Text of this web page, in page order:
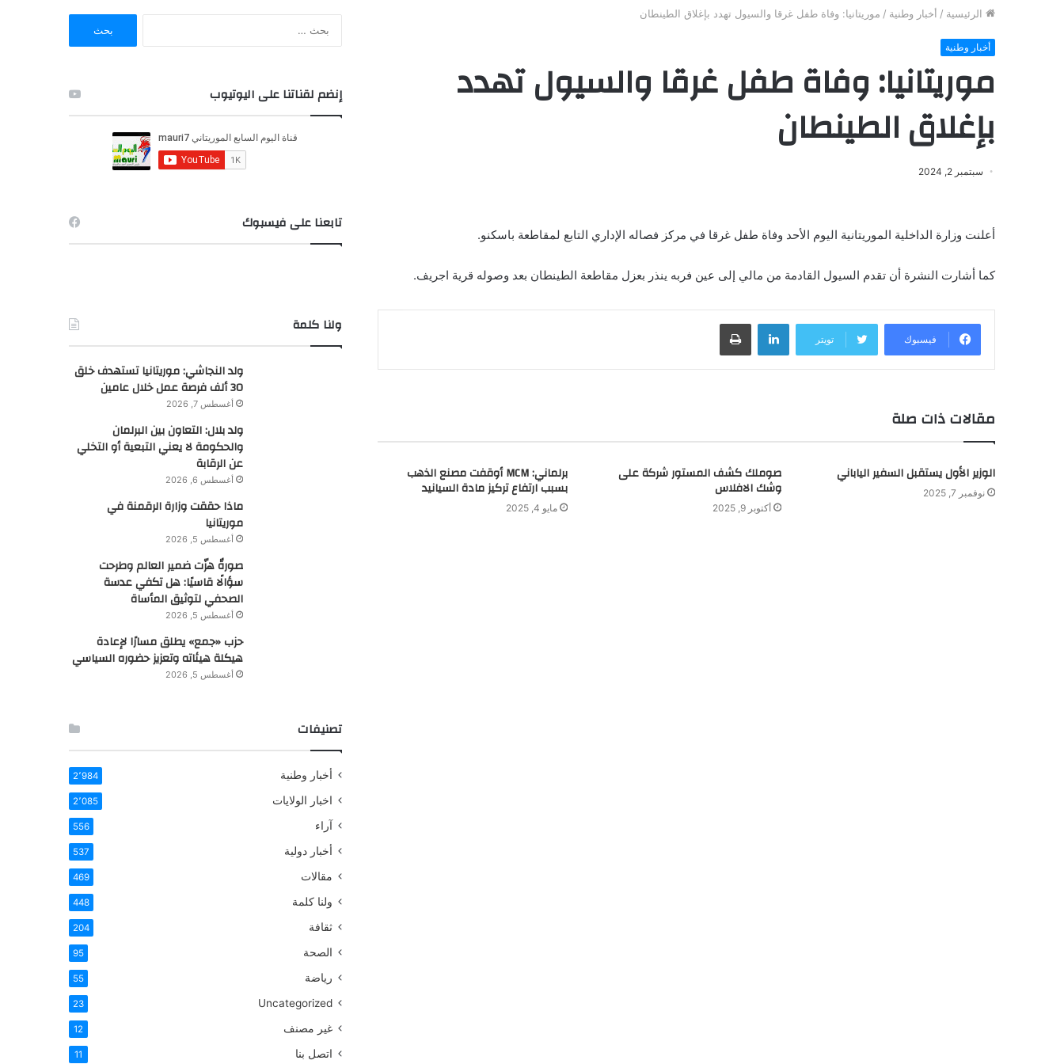
الرئيسية / أخبار وطنية / موريتانيا: وفاة طفل غرقا والسيول تهدد بإغلاق الطينطان
أخبار وطنية
موريتانيا: وفاة طفل غرقا والسيول تهدد
بإغلاق الطينطان
سبتمبر 2, 2024
أعلنت وزارة الداخلية الموريتانية اليوم الأحد وفاة طفل غرقا في مركز فصاله الإداري التابع لمقاطعة باسكنو.
كما أشارت النشرة أن تقدم السيول القادمة من مالي إلى عين فربه ينذر بعزل مقاطعة الطينطان بعد وصوله قرية اجريف.
فيسبوك تويتر
لينكدإن
مقالات ذات صلة
الوزير الأول يستقبل السفير الياباني
نوفمبر 7, 2025
صوملك كشف المستور شركة على
وشك الافلاس
أكتوبر 9, 2025
برلماني: MCM أوقفت مصنع الذهب
بسبب ارتفاع تركيز مادة السيانيد
مايو 4, 2025
:
إنضم لقناتنا على اليوتيوب
تابعنا على فيسبوك
ولنا كلمة
ولد النجاشي: موريتانيا تستهدف خلق
30 ألف فرصة عمل خلال عامين
أغسطس 7, 2026
ولد بلال: التعاون بين البرلمان
والحكومة لا يعني التبعية أو التخلي
عن الرقابة
أغسطس 6, 2026
ماذا حققت وزارة الرقمنة في
موريتانيا
أغسطس 5, 2026
صورةٌ هزّت ضمير العالم وطرحت
سؤالًا قاسيًا: هل تكفي عدسة
الصحفي لتوثيق المأساة
أغسطس 5, 2026
حزب «جمع» يطلق مسارًا لإعادة
هيكلة هيئاته وتعزيز حضوره السياسي
أغسطس 5, 2026
تصنيفات
أخبار وطنية 2٬984
اخبار الولايات 2٬085
آراء 556
أخبار دولية 537
مقالات 469
ولنا كلمة 448
ثقافة 204
الصحة 95
رياضة 55
Uncategorized
23
غير مصنف 12
اتصل بنا 11